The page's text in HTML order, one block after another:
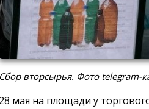
Сбор вторсырья. Фото telegram-
28 мая на площади у